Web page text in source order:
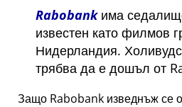
Rabobankима
известен като филмов
Нидерландия.
трябва да е дошъл от
Защо Rabobank изведнъж се